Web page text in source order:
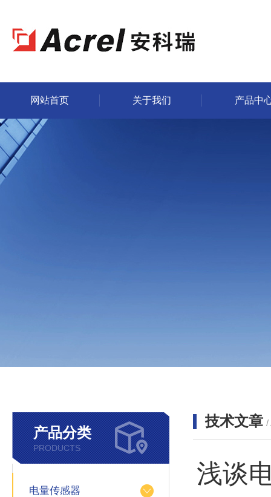
网站首页 关于我们 产品中
产品分类
PRODUCTS
电量传感器
技术文章 /
浅谈